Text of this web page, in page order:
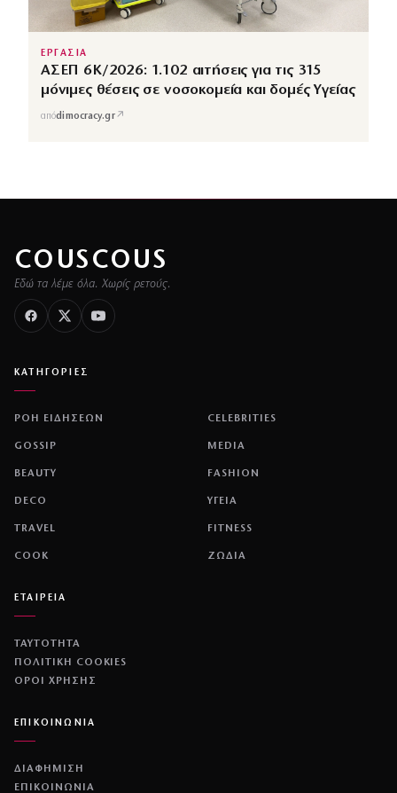
ΕΡΓΑΣΙΑ
ΑΣΕΠ 6Κ/2026: 1.102 αιτήσεις για τις 315
μόνιμες θέσεις σε νοσοκομεία και δομές Υγείας
απόdimocracy.gr↗
COUSCOUS
Εδώ τα λέμε όλα. Χωρίς ρετούς.
ΚΑΤΗΓΟΡΙΕΣ
ΡΟΗ ΕΙΔΗΣΕΩΝ CELEBRITIES
GOSSIP MEDIA
BEAUTY FASHION
DECO ΥΓΕΙΑ
TRAVEL FITNESS
COOK ΖΩΔΙΑ
ΕΤΑΙΡΕΙΑ
ΤΑΥΤΟΤΗΤΑ
ΠΟΛΙΤΙΚΉ COOKIES
ΌΡΟΙ ΧΡΉΣΗΣ
ΕΠΙΚΟΙΝΩΝΙΑ
ΔΙΑΦΗΜΙΣΗ
ΕΠΙΚΟΙΝΩΝΙΑ